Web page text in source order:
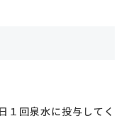
１回泉水に投与してく